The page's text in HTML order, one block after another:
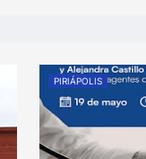
PIRIÁPOLIS